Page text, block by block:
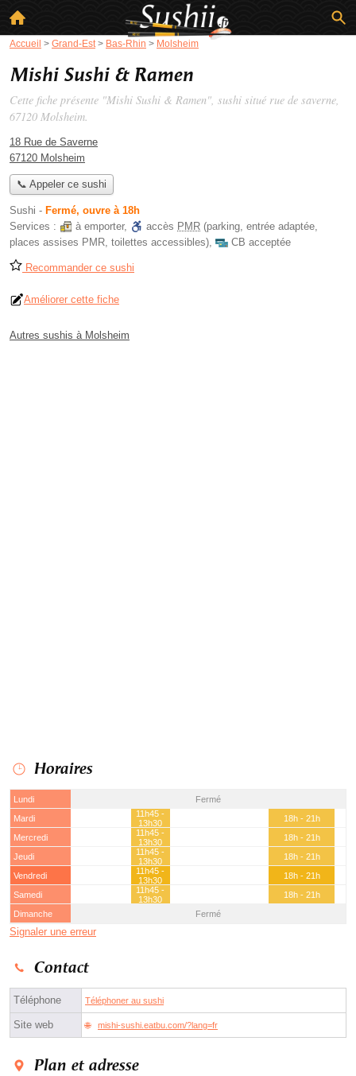
Accueil > Grand-Est > Bas-Rhin > Molsheim
Mishi Sushi & Ramen
Cette fiche présente "Mishi Sushi & Ramen", sushi situé rue de saverne,
67120 Molsheim.
18 Rue de Saverne
67120 Molsheim
📞 Appeler ce sushi
Sushi - Fermé, ouvre à 18h
Services :
à emporter, accès PMR (parking, entrée adaptée,
places assises PMR, toilettes accessibles), CB acceptée
Recommander ce sushi
Améliorer cette fiche
Autres sushis à Molsheim
Horaires
Lundi
Fermé
Mardi
11h45 -
13h30
18h - 21h
Mercredi
11h45 -
13h30
18h - 21h
Jeudi
11h45 -
13h30
18h - 21h
Vendredi
11h45 -
13h30
18h - 21h
Samedi
11h45 -
13h30
18h - 21h
Dimanche
Fermé
Signaler une erreur
Contact
Téléphone Téléphoner au sushi
Site web mishi-sushi.eatbu.com/?lang=fr
Plan et adresse